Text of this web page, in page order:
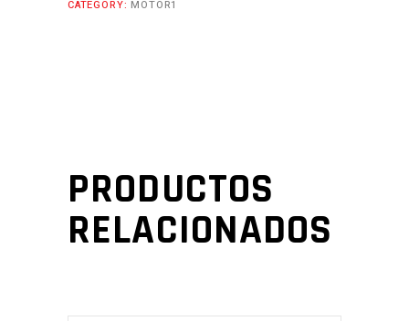
CATEGORY: MOTOR1
PRODUCTOS
RELACIONADOS